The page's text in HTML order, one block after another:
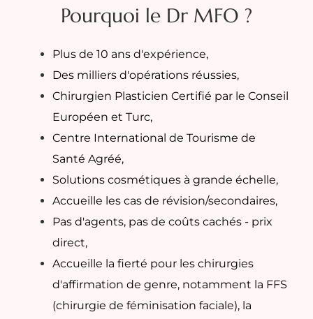
Pourquoi le Dr MFO ?
Plus de 10 ans d'expérience,
Des milliers d'opérations réussies,
Chirurgien Plasticien Certifié par le Conseil
Européen et Turc,
Centre International de Tourisme de
Santé Agréé,
Solutions cosmétiques à grande échelle,
Accueille les cas de révision/secondaires,
Pas d'agents, pas de coûts cachés - prix
direct,
Accueille la fierté pour les chirurgies
d'affirmation de genre, notamment la FFS
(chirurgie de féminisation faciale), la